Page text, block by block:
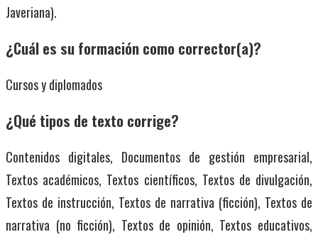
Javeriana).
¿Cuál es su formación como corrector(a)?
Cursos y diplomados
¿Qué tipos de texto corrige?
Contenidos digitales, Documentos de gestión empresarial,
Textos académicos, Textos científicos, Textos de divulgación,
Textos de instrucción, Textos de narrativa (ficción), Textos de
narrativa (no ficción), Textos de opinión, Textos educativos,